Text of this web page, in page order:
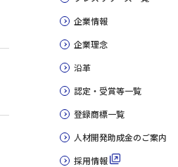
企業情報
企業理念
沿革
認定・受賞等一覧
登録商標一覧
人材開発助成金のご案内
採用情報